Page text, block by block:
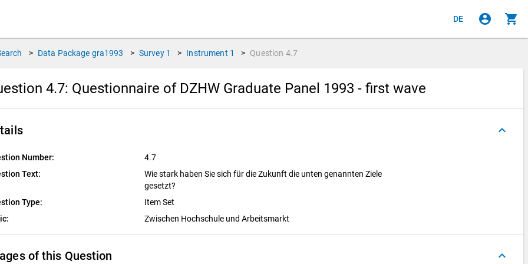
DE account_circle shopping_cart
> Data Package gra1993 > Survey 1 > Instrument 1 > Question 4.7
4.7: Questionnaire of DZHW Graduate Panel 1993 - first wave
keyboard_arrow_up
Number:
4.7
Text:
Wie stark haben Sie sich für die Zukunft die unten genannten Ziele
gesetzt?
Type:
Item Set
Zwischen Hochschule und Arbeitsmarkt
of this Question keyboard_arrow_up